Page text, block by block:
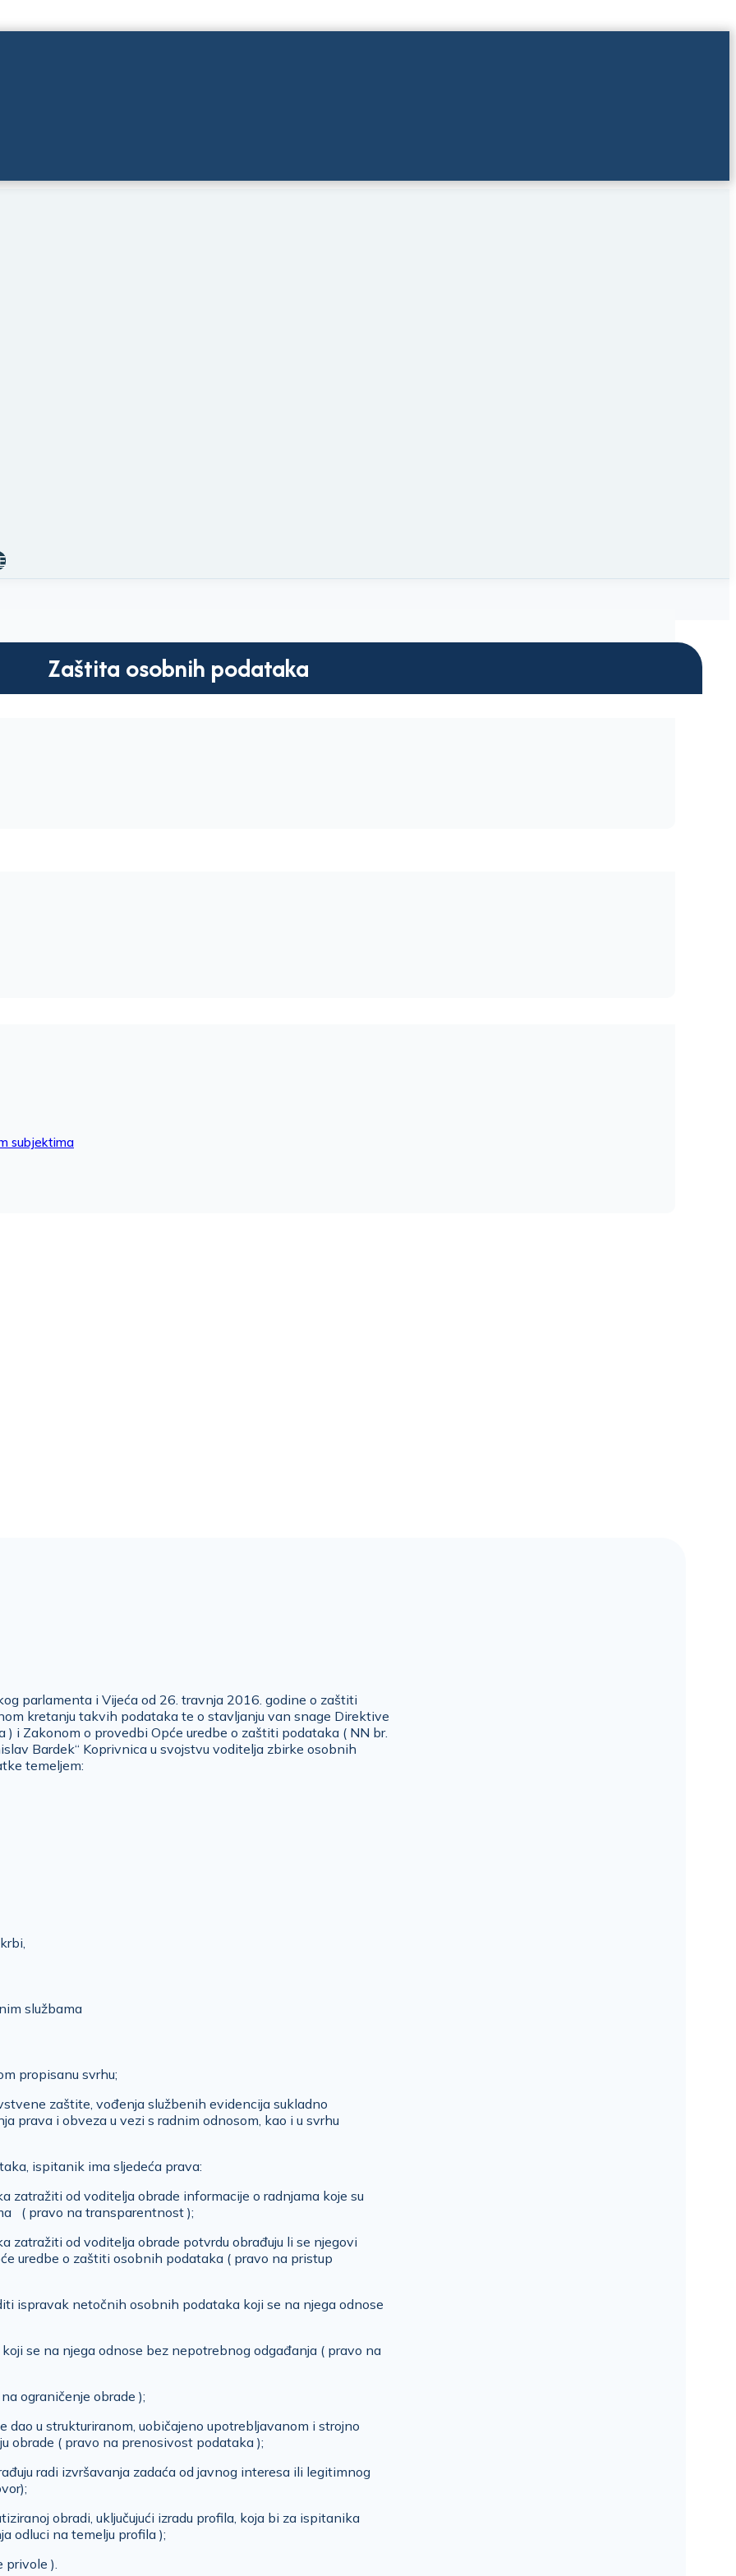
subjektima
Zaštita osobnih podataka
parlamenta i Vijeća od 26. travnja 2016. godine o zaštiti
kretanju takvih podataka te o stavljanju van snage Direktive
i Zakonom o provedbi Opće uredbe o zaštiti podataka ( NN br.
Bardek“ Koprivnica u svojstvu voditelja zbirke osobnih
temeljem:
službama
propisanu svrhu;
zaštite, vođenja službenih evidencija sukladno
prava i obveza u vezi s radnim odnosom, kao i u svrhu
ispitanik ima sljedeća prava:
od voditelja obrade informacije o radnjama koje su
( pravo na transparentnost );
zatražiti od voditelja obrade potvrdu obrađuju li se njegovi
uredbe o zaštiti osobnih podataka ( pravo na pristup
ispravak netočnih osobnih podataka koji se na njega odnose
se na njega odnose bez nepotrebnog odgađanja ( pravo na
ograničenje obrade );
u strukturiranom, uobičajeno upotrebljavanom i strojno
obrade ( pravo na prenosivost podataka );
radi izvršavanja zadaća od javnog interesa ili legitimnog
obradi, uključujući izradu profila, koja bi za ispitanika
odluci na temelju profila );
).